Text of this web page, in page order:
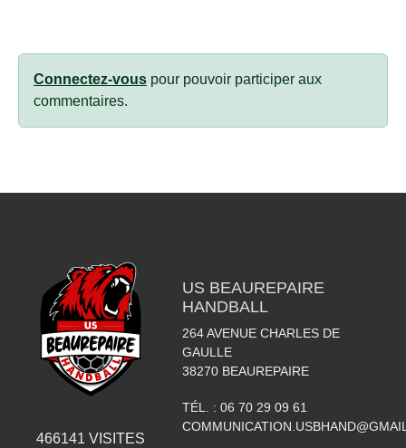
Connectez-vous pour pouvoir participer aux
commentaires.
466141 VISITES
US BEAUREPAIRE
HANDBALL
264 AVENUE CHARLES DE
GAULLE
38270 BEAUREPAIRE
TÉL. : 06 70 29 09 61